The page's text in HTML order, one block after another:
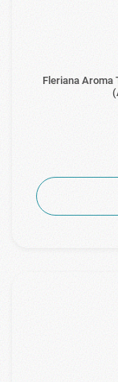
Fleriana Aroma